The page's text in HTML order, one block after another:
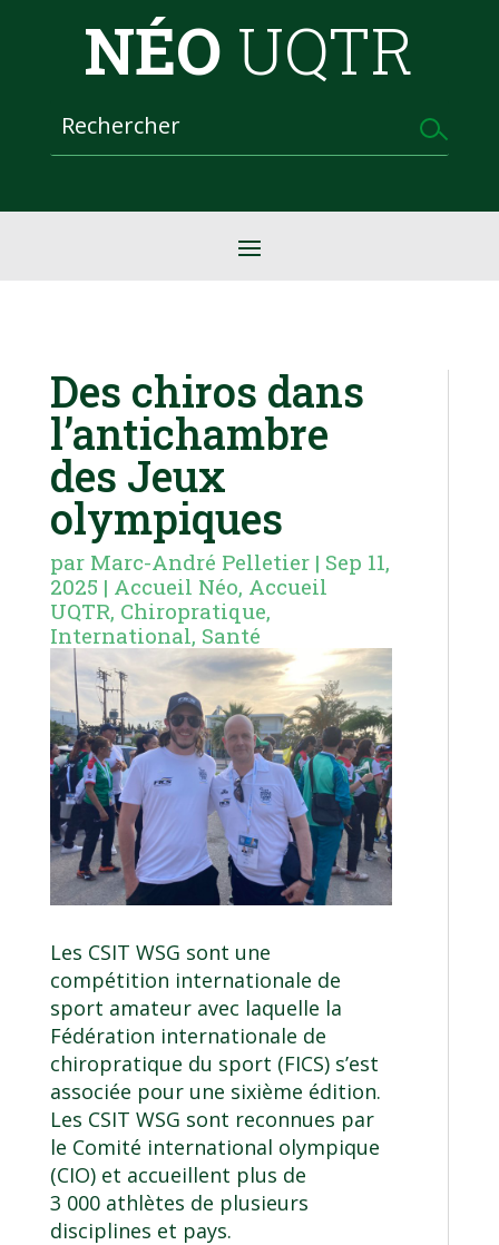
NÉO UQTR
Des chiros dans
l’antichambre
des Jeux
olympiques
par Marc-André Pelletier| Sep 11,
2025 | Accueil Néo, Accueil
UQTR, Chiropratique,
International, Santé
Les CSIT WSG sont une
compétition internationale de
sport amateur avec laquelle la
Fédération internationale de
chiropratique du sport (FICS) s’est
associée pour une sixième édition.
Les CSIT WSG sont reconnues par
le Comité international olympique
(CIO) et accueillent plus de
3 000 athlètes de plusieurs
disciplines et pays.